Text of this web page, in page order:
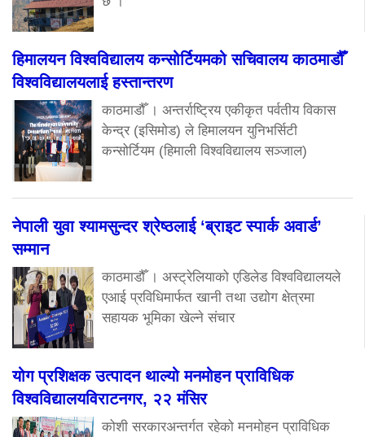
हिमालयन विश्वविद्यालय कन्सोर्टियमको सचिवालय काठमाडौँ
विश्वविद्यालयलाई हस्तान्तरण
काठमाडौँ । अन्तर्राष्ट्रिय एकीकृत पर्वतीय विकास
केन्द्र (इसिमोड) ले हिमालयन युनिभर्सिटी
कन्सोर्टियम (हिमाली विश्वविद्यालय सञ्जाल)
नेपाली युवा श्यामसुन्दर श्रेष्ठलाई ‘ब्राइट स्पार्क अवार्ड’
सम्मान
काठमाडौँ । अस्ट्रेलियाको एडिलेड विश्वविद्यालयले
एआई प्रविधिमार्फत खानी तथा उद्योग क्षेत्रमा
सहायक भूमिका खेल्ने संचार
योग प्रशिक्षक उत्पादन थाल्यो मनमोहन प्राविधिक
विश्वविद्यालयविराटनगर, २२ मंसिर
कोशी सरकारअन्तर्गत रहेको मनमोहन प्राविधिक